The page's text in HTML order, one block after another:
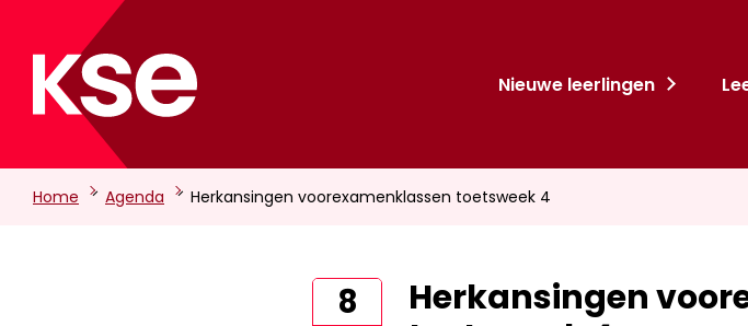
Nieuwe leerlingen
Home -Agenda -Herkansingen voorexamenklassen toetsweek 4
8
Herkansingen